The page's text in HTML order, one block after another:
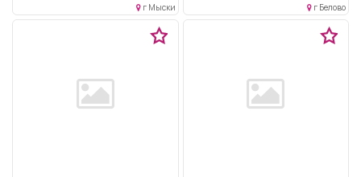
медицинское наблюдение
за состоянием...
г Мыски
Ответственность.. В
должностной инструкцией...
г Белово